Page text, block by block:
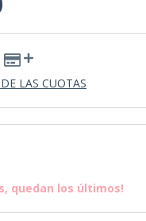
LAS CUOTAS
quedan los últimos!